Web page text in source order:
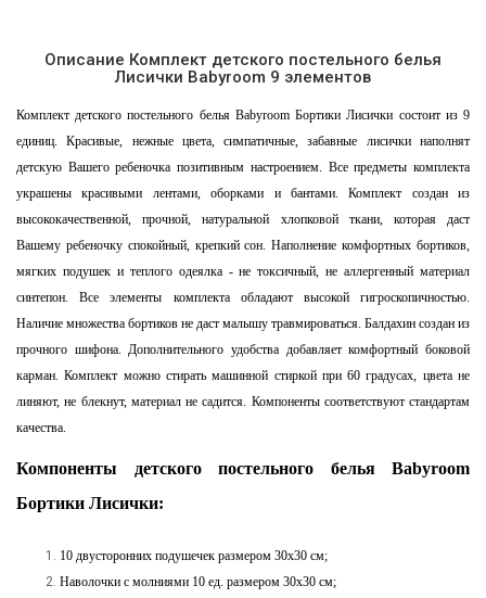
Описание Комплект детского постельного белья
Лисички Babyroom 9 элементов
Комплект детского постельного белья Babyroom Бортики Лисички состоит из 9
единиц. Красивые, нежные цвета, симпатичные, забавные лисички наполнят
детскую Вашего ребеночка позитивным настроением. Все предметы комплекта
украшены красивыми лентами, оборками и бантами. Комплект создан из
высококачественной, прочной, натуральной хлопковой ткани, которая даст
Вашему ребеночку спокойный, крепкий сон. Наполнение комфортных бортиков,
мягких подушек и теплого одеялка - не токсичный, не аллергенный материал
синтепон. Все элементы комплекта обладают высокой гигроскопичностью.
Наличие множества бортиков не даст малышу травмироваться. Балдахин создан из
прочного шифона. Дополнительного удобства добавляет комфортный боковой
карман. Комплект можно стирать машинной стиркой при 60 градусах, цвета не
линяют, не блекнут, материал не садится. Компоненты соответствуют стандартам
качества.
Компоненты детского постельного белья Babyroom
Бортики Лисички:
10 двусторонних подушечек размером 30х30 см;
Наволочки с молниями 10 ед. размером 30х30 см;